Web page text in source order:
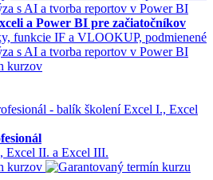
a Power BI pre začiatočníkov
funkcie IF a VLOOKUP, podmienené
s AI a tvorba reportov v Power BI
Excel II. a Excel III.